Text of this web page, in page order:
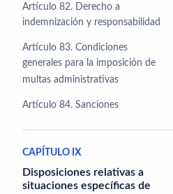
Artículo 82. Derecho a
indemnización y responsabilidad
Artículo 83. Condiciones
generales para la imposición de
multas administrativas
Artículo 84. Sanciones
CAPÍTULO IX
Disposiciones relativas a
situaciones específicas de